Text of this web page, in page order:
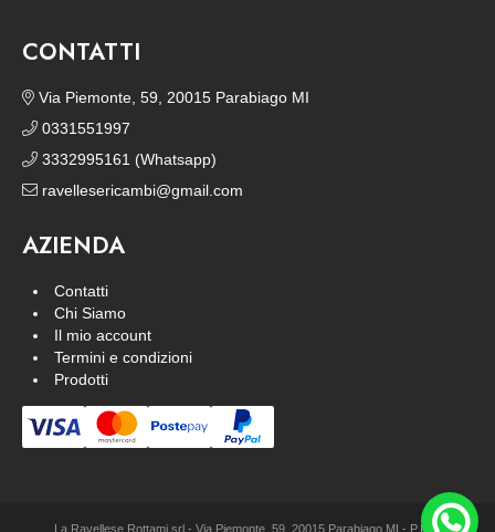
CONTATTI
Via Piemonte, 59, 20015 Parabiago MI
0331551997
3332995161 (Whatsapp)
ravellesericambi@gmail.com
AZIENDA
Contatti
Chi Siamo
Il mio account
Termini e condizioni
Prodotti
La Ravellese Rottami srl - Via Piemonte, 59, 20015 Parabiago MI - P.IVA: